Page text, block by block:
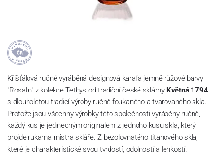
Křišťálová ručně vyráběná designová karafa jemně růžové barvy
"Rosalin" z kolekce Tethys od tradiční české sklárny Květná 1794
s dlouholetou tradicí výroby ručně foukaného a tvarovaného skla.
Protože jsou všechny výrobky této společnosti vyráběny ručně,
každý kus je jedinečným originálem z jednoho kusu skla, který
projde rukama mistra skláře. Z bezolovnatého titanového skla,
které je charakteristické svou tvrdostí, odolností a lehkostí.